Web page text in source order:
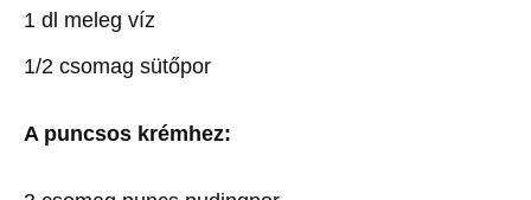
1 dl meleg víz
1/2 csomag sütőpor
A puncsos krémhez: